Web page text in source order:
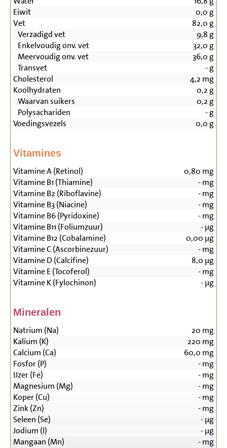
Eiwit
0,0 g
Vet
82,0 g
Verzadigd vet
9,8 g
Enkelvoudig onv. vet
32,0 g
Meervoudig onv. vet
36,0 g
Transvet
-g
Cholesterol
4,2 mg
Koolhydraten
0,2 g
Waarvan suikers
0,2 g
Polysachariden
-g
Voedingsvezels
0,0 g
Vitamines
Vitamine A (Retinol) 0,80 mg
Vitamine B1 (Thiamine)
-mg
Vitamine B2 (Riboflavine)
-mg
Vitamine B3 (Niacine)
-mg
Vitamine B6 (Pyridoxine)
-mg
Vitamine B11 (Foliumzuur)
-µg
Vitamine B12 (Cobalamine)
0,00 µg
Vitamine C (Ascorbinezuur)
-mg
Vitamine D (Calcifine)
8,0 µg
Vitamine E (Tocoferol)
-mg
Vitamine K (Fylochinon)
-µg
Mineralen
Natrium (Na) 20 mg
Kalium (K)
220 mg
Calcium (Ca)
60,0 mg
Fosfor (P)
-mg
IJzer (Fe)
-mg
Magnesium (Mg)
-mg
Koper (Cu)
-mg
Zink (Zn)
-mg
Seleen (Se)
-µg
Jodium (I)
-µg
Mangaan (Mn)
-mg